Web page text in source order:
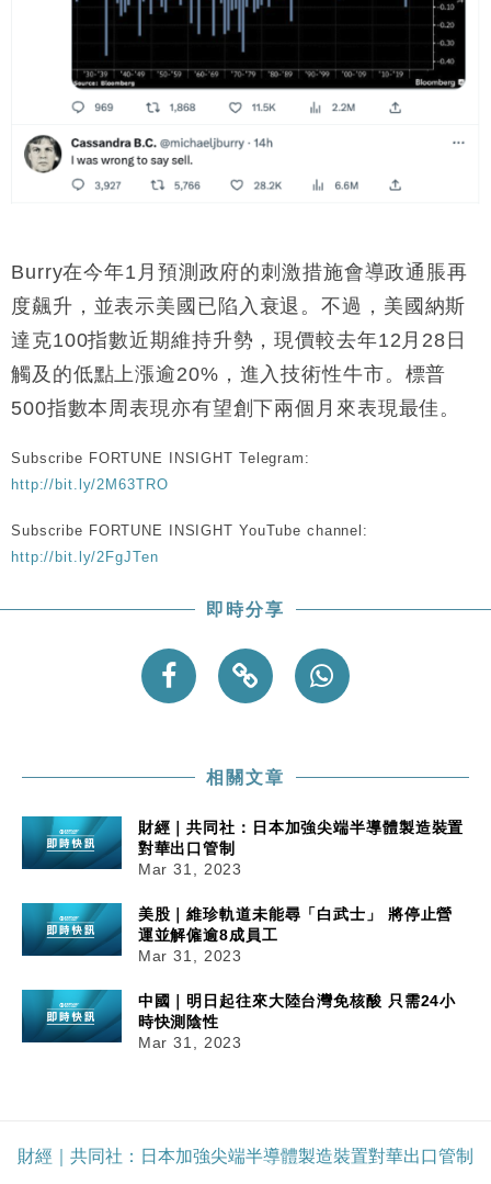
Burry在今年1月預測政府的刺激措施會導政通脹再
度飆升，並表示美國已陷入衰退。不過，美國納斯
達克100指數近期維持升勢，現價較去年12月28日
觸及的低點上漲逾20%，進入技術性牛市。標普
500指數本周表現亦有望創下兩個月來表現最佳。
Subscribe FORTUNE INSIGHT Telegram:
http://bit.ly/2M63TRO
Subscribe FORTUNE INSIGHT YouTube channel:
http://bit.ly/2FgJTen
即時分享
相關文章
財經｜共同社：日本加強尖端半導體製造裝置
對華出口管制
Mar 31, 2023
美股｜維珍軌道未能尋「白武士」 將停止營
運並解僱逾8成員工
Mar 31, 2023
中國｜明日起往來大陸台灣免核酸 只需24小
時快測陰性
Mar 31, 2023
財經｜共同社：日本加強尖端半導體製造裝置對華出口管制